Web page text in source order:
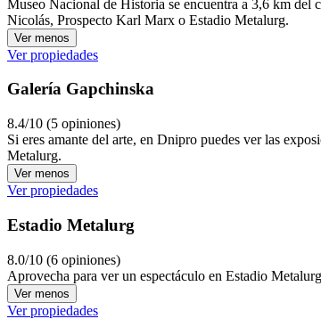
Museo Nacional de Historia se encuentra a 3,6 km del
Nicolás, Prospecto Karl Marx o Estadio Metalurg.
Ver menos
Ver propiedades
Galería Gapchinska
8.4/10 (5 opiniones)
Si eres amante del arte, en Dnipro puedes ver las
Metalurg.
Ver menos
Ver propiedades
Estadio Metalurg
8.0/10 (6 opiniones)
Aprovecha para ver un espectáculo en Estadio
Ver menos
Ver propiedades